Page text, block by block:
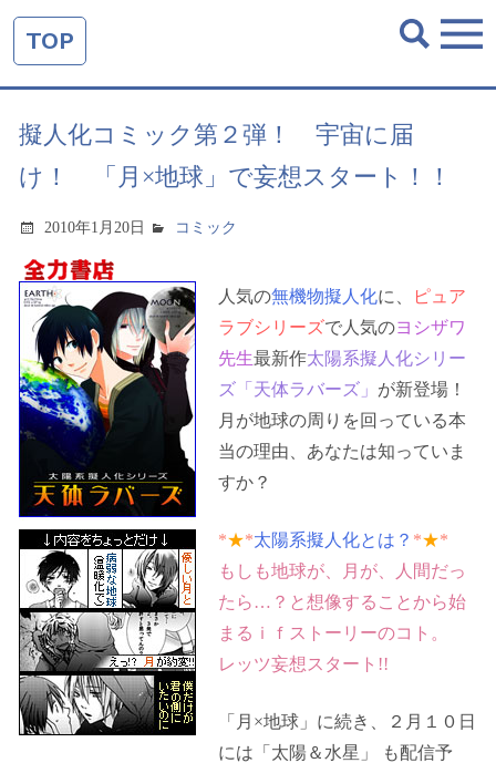
TOP
擬人化コミック第２弾！ 宇宙に届
け！ 「月×地球」で妄想スタート！！
2010年1月20日 コミック
人気の無機物擬人化に、
ピュア
ラブシリーズで人気のヨシザワ
先生最新作太陽系擬人化シリー
ズ「天体ラバーズ」 が新登場！
月が地球の周りを回っている本
当の理由、あなたは知っていま
すか？
*★*太陽系擬人化とは？ *★*
もしも地球が、月が、人間だっ
たら…？と想像することから始
まるｉｆストーリーのコト。
レッツ妄想スタート!!
「月×地球」に続き、２月１０日
には「太陽＆水星」 も配信予